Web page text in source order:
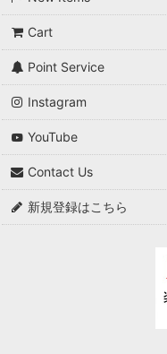
Cart
Point Service
Instagram
YouTube
Contact Us
新規登録はこちら